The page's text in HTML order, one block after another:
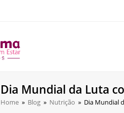
Dia Mundial da Luta
Home » Blog » Nutrição » Dia Mundial